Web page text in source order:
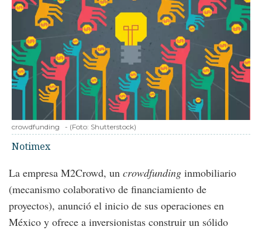
crowdfunding - (Foto: Shutterstock)
Notimex
La empresa M2Crowd, un crowdfunding inmobiliario
(mecanismo colaborativo de financiamiento de
proyectos), anunció el inicio de sus operaciones en
México y ofrece a inversionistas construir un sólido